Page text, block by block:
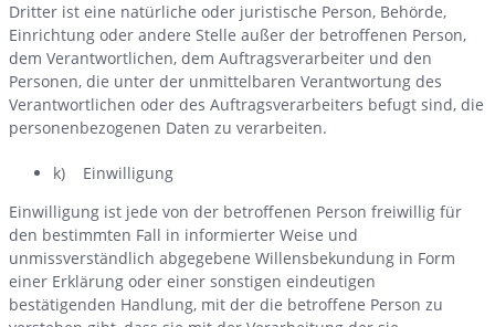
Dritter ist eine natürliche oder juristische Person, Behörde,
Einrichtung oder andere Stelle außer der betroffenen Person,
dem Verantwortlichen, dem Auftragsverarbeiter und den
Personen, die unter der unmittelbaren Verantwortung des
Verantwortlichen oder des Auftragsverarbeiters befugt sind, die
personenbezogenen Daten zu verarbeiten.
k) Einwilligung
Einwilligung ist jede von der betroffenen Person freiwillig für
den bestimmten Fall in informierter Weise und
unmissverständlich abgegebene Willensbekundung in Form
einer Erklärung oder einer sonstigen eindeutigen
bestätigenden Handlung, mit der die betroffene Person zu